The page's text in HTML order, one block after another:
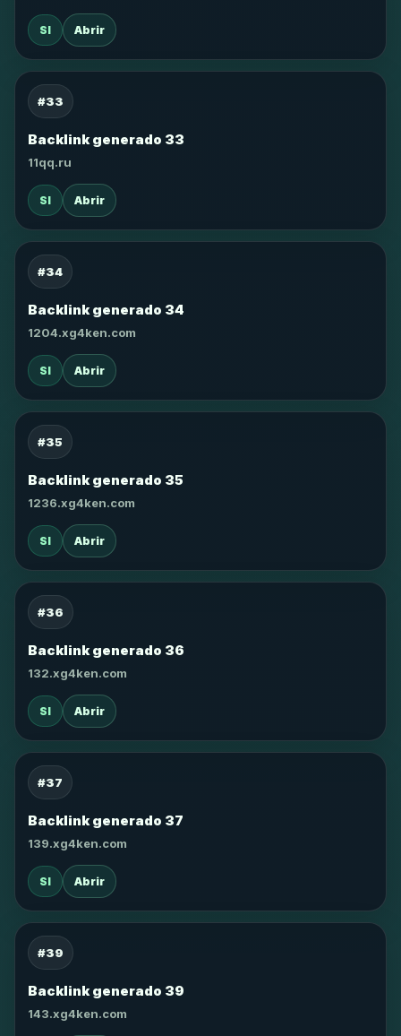
SI Abrir
#33
Backlink generado 33
11qq.ru
SI Abrir
#34
Backlink generado 34
1204.xg4ken.com
SI Abrir
#35
Backlink generado 35
1236.xg4ken.com
SI Abrir
#36
Backlink generado 36
132.xg4ken.com
SI Abrir
#37
Backlink generado 37
139.xg4ken.com
SI Abrir
#39
Backlink generado 39
143.xg4ken.com